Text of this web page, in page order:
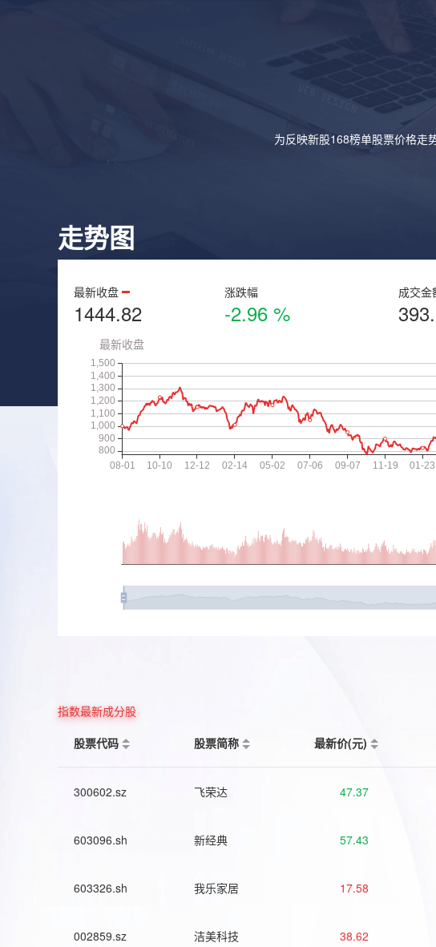
为反映新股168榜单股票价格走
走势图
最新收盘
1444.82
涨跌幅
-2.96 %
成交金
指数最新成分股
股票代码
股票简称 最新价(元)
300602.sz 飞荣达 47.37
603096.sh 新经典 57.43
603326.sh 我乐家居 17.58
002859.sz 洁美科技 38.62